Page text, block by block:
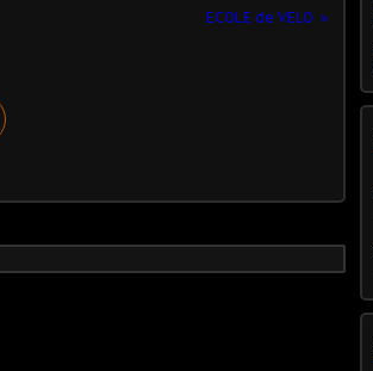
ECOLE de VELO